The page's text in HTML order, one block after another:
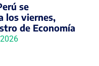
se
los viernes,
de Economía